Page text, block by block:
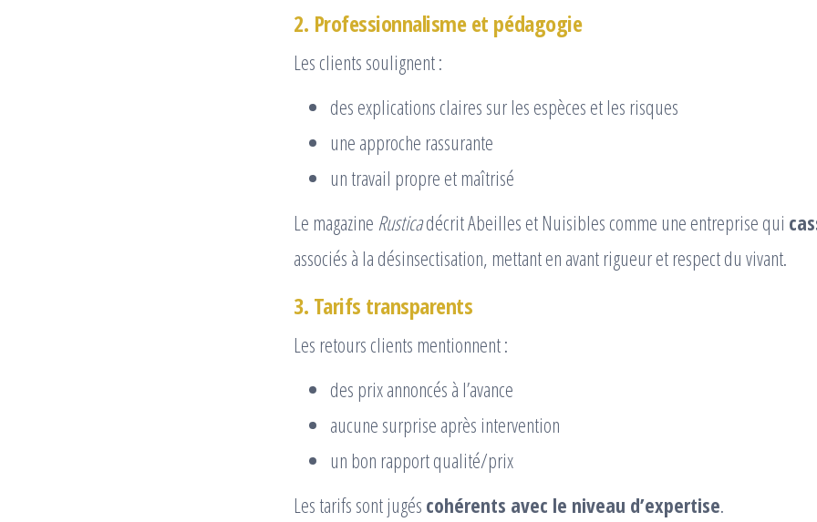
2. Professionnalisme et pédagogie
Les clients soulignent :
des explications claires sur les espèces et les risques
une approche rassurante
un travail propre et maîtrisé
Le magazine Rusticadécrit Abeilles et Nuisibles comme une entreprise qui
associés à la désinsectisation, mettant en avant rigueur et respect du vivant.
3. Tarifs transparents
Les retours clients mentionnent :
des prix annoncés à l’avance
aucune surprise après intervention
un bon rapport qualité/prix
Les tarifs sont jugés cohérents avec le niveau d’expertise.